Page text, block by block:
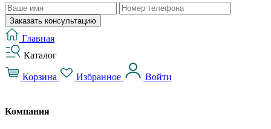
Заказать консультацию
Главная
Каталог
Корзина Избранное Войти
Компания